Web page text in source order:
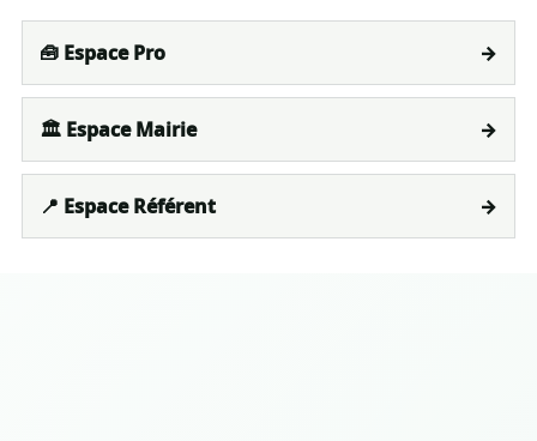
🧰 Espace Pro →
🏛️ Espace Mairie →
📍 Espace Référent →